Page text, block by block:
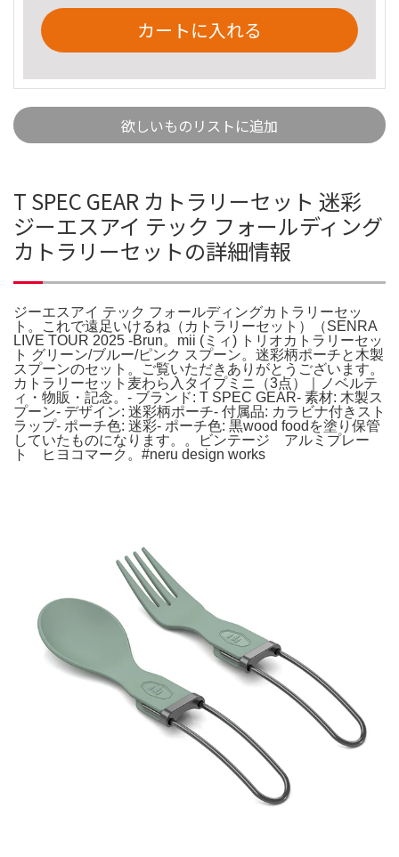
カートに入れる
欲しいものリストに追加
T SPEC GEAR カトラリーセット 迷彩
ジーエスアイ テック フォールディング
カトラリーセットの詳細情報
ジーエスアイ テック フォールディングカトラリーセッ
ト。これで遠足いけるね（カトラリーセット）（SENRA
LIVE TOUR 2025 -Brun。mii (ミィ) トリオカトラリーセッ
ト グリーン/ブルー/ピンク スプーン。迷彩柄ポーチと木製
スプーンのセット。ご覧いただきありがとうございます。
カトラリーセット麦わら入タイプミニ（3点）｜ノベルテ
ィ・物販・記念。- ブランド: T SPEC GEAR- 素材: 木製ス
プーン- デザイン: 迷彩柄ポーチ- 付属品: カラビナ付きスト
ラップ- ポーチ色: 迷彩- ポーチ色: 黒wood foodを塗り保管
していたものになります。。ビンテージ アルミプレー
ト ヒヨコマーク。#neru design works